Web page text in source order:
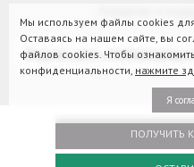
Версия для
ПОЛУЧИТЬ
Мы используем файлы cookies
Оставаясь на нашем сайте, вы
файлов cookies. Чтобы
конфиденциальности, нажмите
Я